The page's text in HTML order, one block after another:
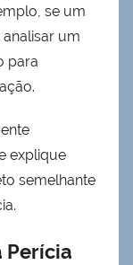
se um
um
para
explique
semelhante
Perícia